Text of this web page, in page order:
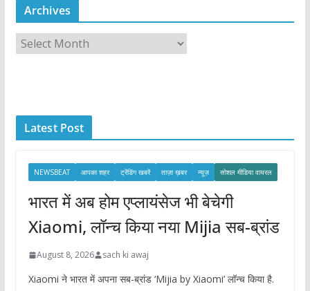
Archives
r
e
Latest Post
NEWSBEAT आपका शहर ट्रेंडिंग खबरें ताज़ा ख़बर न्यूज़ सोशल मीडिया वायरल
भारत में अब होम एप्लायंसेज भी बेचेगी
Xiaomi, लॉन्च किया नया Mijia सब-ब्रांड
August 8, 2026 sach ki awaj
Xiaomi ने भारत में अपना सब-ब्रांड ‘Mijia by Xiaomi’ लॉन्च किया है.